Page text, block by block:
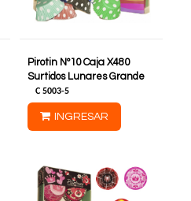
Pirotin Nº10 Caja X480
Surtidos Lunares Grande
C 5003-5
INGRESAR